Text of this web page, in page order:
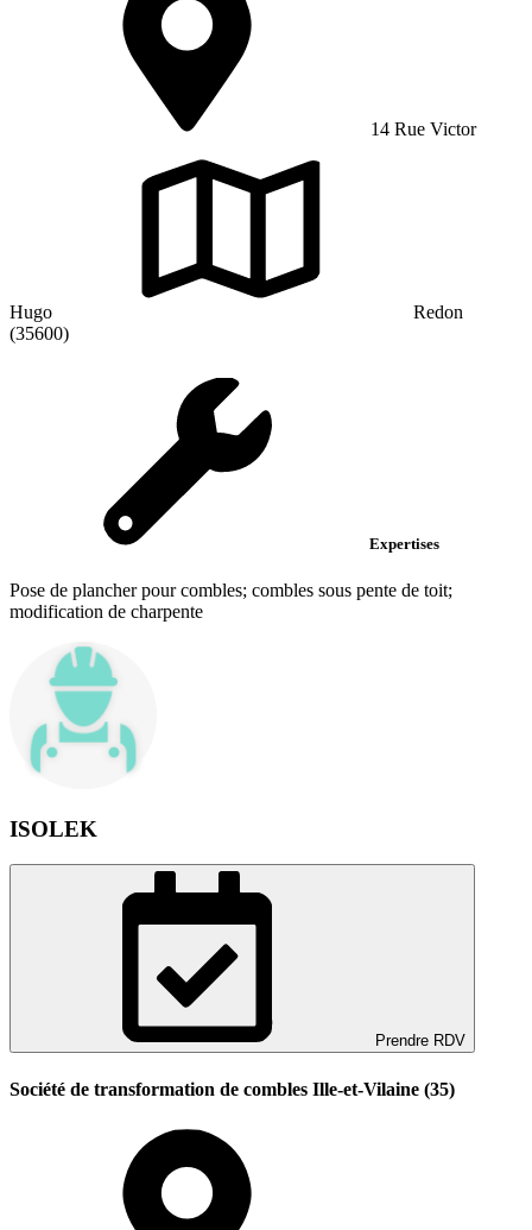
14 Rue Victor
Hugo
Redon
(35600)
Expertises
Pose de plancher pour combles; combles sous pente de toit;
modification de charpente
ISOLEK
Prendre RDV
Société de transformation de combles Ille-et-Vilaine (35)